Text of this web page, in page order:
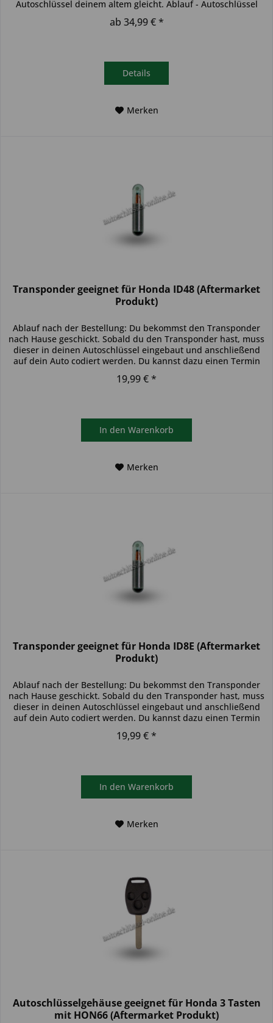
Autoschlüssel deinem altem gleicht. Ablauf - Autoschlüssel
ab 34,99 € *
Details
Merken
Transponder geeignet für Honda ID48 (Aftermarket
Produkt)
Ablauf nach der Bestellung: Du bekommst den Transponder
nach Hause geschickt. Sobald du den Transponder hast, muss
dieser in deinen Autoschlüssel eingebaut und anschließend
auf dein Auto codiert werden. Du kannst dazu einen Termin
19,99 € *
In den Warenkorb
Merken
Transponder geeignet für Honda ID8E (Aftermarket
Produkt)
Ablauf nach der Bestellung: Du bekommst den Transponder
nach Hause geschickt. Sobald du den Transponder hast, muss
dieser in deinen Autoschlüssel eingebaut und anschließend
auf dein Auto codiert werden. Du kannst dazu einen Termin
19,99 € *
In den Warenkorb
Merken
Autoschlüsselgehäuse geeignet für Honda 3 Tasten
mit HON66 (Aftermarket Produkt)